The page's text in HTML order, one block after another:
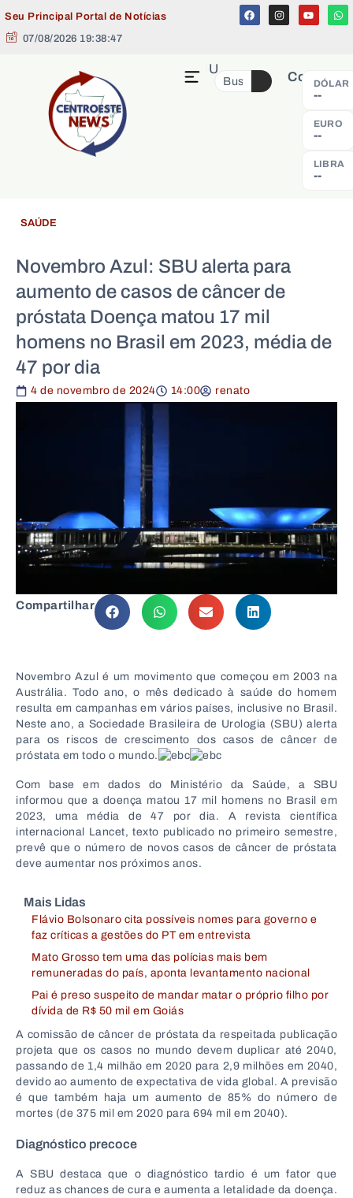
Seu Principal Portal de Notícias
07/08/2026 19:38:48
Cotação
DÓLAR
--
EURO
--
LIBRA
--
MENU
SAÚDE
Novembro Azul: SBU alerta para
aumento de casos de câncer de
próstata Doença matou 17 mil
homens no Brasil em 2023, média de
47 por dia
4 de novembro de 2024 14:00 renato
Compartilhar
Novembro Azul é um movimento que começou em 2003 na
Austrália. Todo ano, o mês dedicado à saúde do homem
resulta em campanhas em vários países, inclusive no Brasil.
Neste ano, a Sociedade Brasileira de Urologia (SBU) alerta
para os riscos de crescimento dos casos de câncer de
próstata em todo o mundo.
Com base em dados do Ministério da Saúde, a SBU
informou que a doença matou 17 mil homens no Brasil em
2023, uma média de 47 por dia. A revista científica
internacional Lancet, texto publicado no primeiro semestre,
prevê que o número de novos casos de câncer de próstata
deve aumentar nos próximos anos.
Mais Lidas
Flávio Bolsonaro cita possíveis nomes para governo e
faz críticas a gestões do PT em entrevista
Mato Grosso tem uma das polícias mais bem
remuneradas do país, aponta levantamento nacional
Pai é preso suspeito de mandar matar o próprio filho por
dívida de R$ 50 mil em Goiás
A comissão de câncer de próstata da respeitada publicação
projeta que os casos no mundo devem duplicar até 2040,
passando de 1,4 milhão em 2020 para 2,9 milhões em 2040,
devido ao aumento de expectativa de vida global. A previsão
é que também haja um aumento de 85% do número de
mortes (de 375 mil em 2020 para 694 mil em 2040).
Diagnóstico precoce
A SBU destaca que o diagnóstico tardio é um fator que
reduz as chances de cura e aumenta a letalidade da doença.